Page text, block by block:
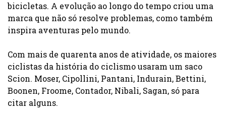
bicicletas. A evolução ao longo do tempo criou uma
marca que não só resolve problemas, como também
inspira aventuras pelo mundo.
Com mais de quarenta anos de atividade, os maiores
ciclistas da história do ciclismo usaram um saco
Scion. Moser, Cipollini, Pantani, Indurain, Bettini,
Boonen, Froome, Contador, Nibali, Sagan, só para
citar alguns.